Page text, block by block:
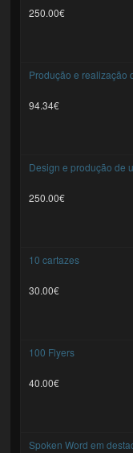
250.00€
Produção e realização
94.34€
Design e produção de
250.00€
10 cartazes
30.00€
100 Flyers
40.00€
Spoken Word em